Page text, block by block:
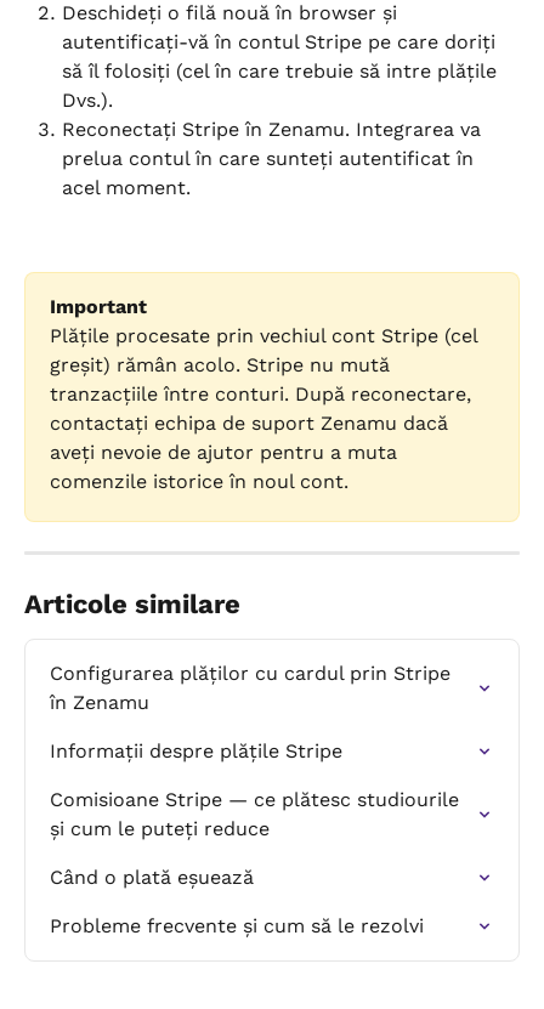
Deschideți o filă nouă în browser și
autentificați-vă în contul Stripe pe care doriți
să îl folosiți (cel în care trebuie să intre plățile
Dvs.).
Reconectați Stripe în Zenamu. Integrarea va
prelua contul în care sunteți autentificat în
acel moment.
Important
Plățile procesate prin vechiul cont Stripe (cel
greșit) rămân acolo. Stripe nu mută
tranzacțiile între conturi. După reconectare,
contactați echipa de suport Zenamu dacă
aveți nevoie de ajutor pentru a muta
comenzile istorice în noul cont.
Articole similare
Configurarea plăților cu cardul prin Stripe
în Zenamu
Informații despre plățile Stripe
Comisioane Stripe — ce plătesc studiourile
și cum le puteți reduce
Când o plată eșuează
Probleme frecvente și cum să le rezolvi